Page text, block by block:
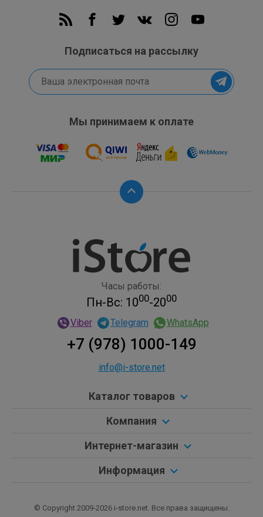
Подписаться на рассылку
Мы принимаем к оплате
Часы работы:
Пн-Вс: 1000-2000
Viber Telegram WhatsApp
+7 (978) 1000-149
info@i-store.net
Каталог товаров
Компания
Интернет-магазин
Информация
© Copyright 2009-2026 i-store.net. Все права защищены.